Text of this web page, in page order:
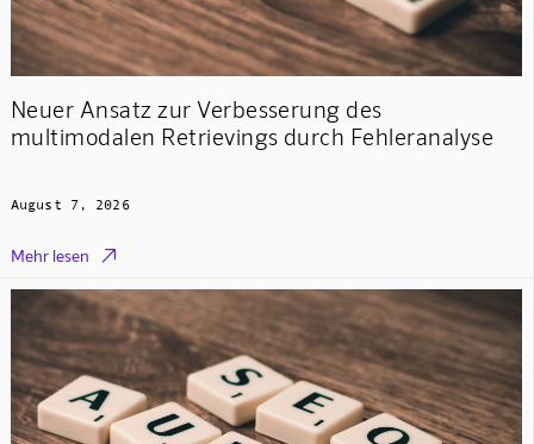
Neuer Ansatz zur Verbesserung des
multimodalen Retrievings durch Fehleranalyse
August 7, 2026
Mehr lesen 